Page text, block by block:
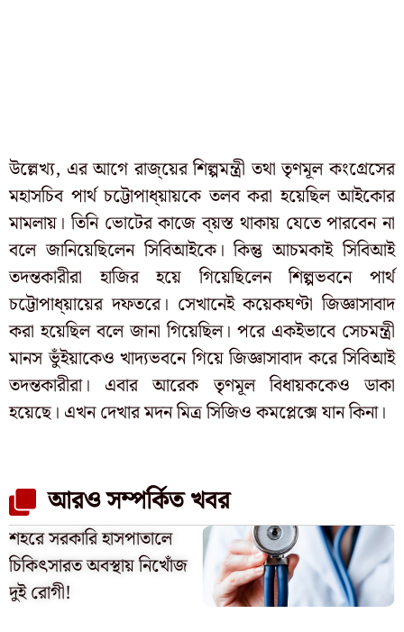
উল্লেখ্য, এর আগে রাজ্য়ের শিল্পমন্ত্রী তথা তৃণমূল কংগ্রেসের
মহাসচিব পার্থ চট্টোপাধ্য়ায়কে তলব করা হয়েছিল আইকোর
মামলায়। তিনি ভোটের কাজে ব্য়স্ত থাকায় যেতে পারবেন না
বলে জানিয়েছিলেন সিবিআইকে। কিন্তু আচমকাই সিবিআই
তদন্তকারীরা হাজির হয়ে গিয়েছিলেন শিল্পভবনে পার্থ
চট্টোপাধ্য়ায়ের দফতরে। সেখানেই কয়েকঘণ্টা জিজ্ঞাসাবাদ
করা হয়েছিল বলে জানা গিয়েছিল। পরে একইভাবে সেচমন্ত্রী
মানস ভুঁইয়াকেও খাদ্যভবনে গিয়ে জিজ্ঞাসাবাদ করে সিবিআই
তদন্তকারীরা। এবার আরেক তৃণমূল বিধায়ককেও ডাকা
হয়েছে। এখন দেখার মদন মিত্র সিজিও কমপ্লেক্সে যান কিনা।
আরও সম্পর্কিত খবর
শহরে সরকারি হাসপাতালে
চিকিৎসারত অবস্থায় নিখোঁজ
দুই রোগী!